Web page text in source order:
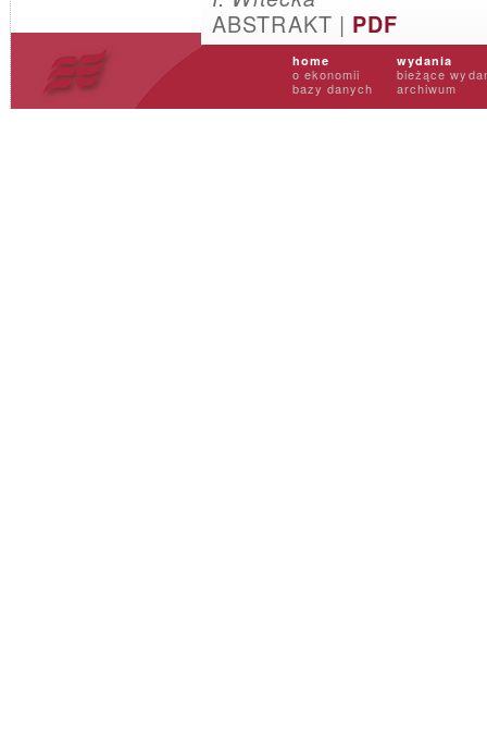
ABSTRAKT | PDF
home
o ekonomii
bazy danych
wydania
bieżące
archiwum